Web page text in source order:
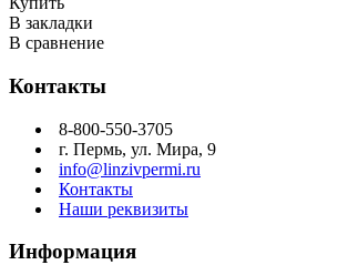
В закладки
В сравнение
Контакты
8-800-550-3705
г. Пермь, ул. Мира, 9
info@linzivpermi.ru
Контакты
Наши реквизиты
Информация